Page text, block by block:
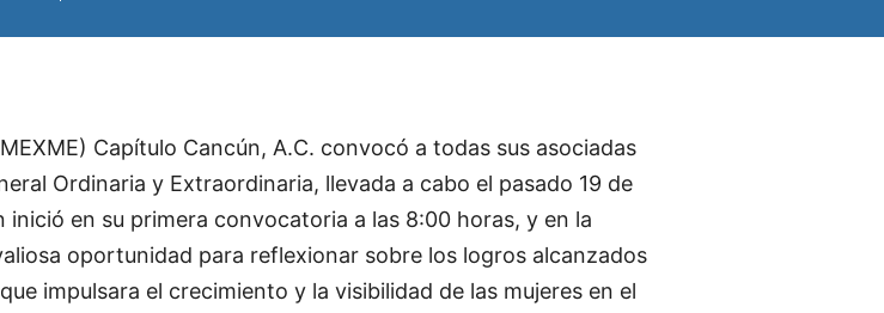
Capítulo Cancún, A.C. convocó a todas sus asociadas
Ordinaria y Extraordinaria, llevada a cabo el pasado 19 de
en su primera convocatoria a las 8:00 horas, y en la
oportunidad para reflexionar sobre los logros alcanzados
impulsara el crecimiento y la visibilidad de las mujeres en el